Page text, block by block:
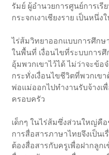
รัมย์ ผู้อำนวยการศูนย์การเ
กระจกเงาเชียงราย เป็นหนึ่
ไร่ส้มวิทยาออกแบบการศึกษ
ในพื้นที่ เงื่อนไขที่ระบบการ
อุ้มพวกเขาไว้ได้ ไม่ว่าจะข้
กระทั่งเงื่อนไขชีวิตที่พวกเ
พ่อแม่ออกไปทำงานรับจ้างเ
ครอบครัว
เด็กๆ ในไร่ส้มซึ่งส่วนใหญ่คื
การสื่อสารภาษาไทยจึงเป็น
ต้องสื่อสารกับครูเพื่อฝากลูก